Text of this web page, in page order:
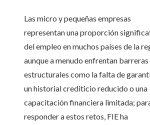
Las micro y pequeñas empresas
representan una proporción
del empleo en muchos países de la
aunque a menudo enfrentan barreras
estructurales como la falta de
un historial crediticio reducido o una
capacitación financiera limitada;
responder a estos retos, FIE ha